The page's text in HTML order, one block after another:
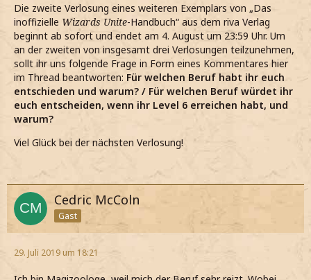
Die zweite Verlosung eines weiteren Exemplars von „Das
inoffizielle Wizards Unite-Handbuch“ aus dem riva Verlag
beginnt ab sofort und endet am 4. August um 23:59 Uhr. Um
an der zweiten von insgesamt drei Verlosungen teilzunehmen,
sollt ihr uns folgende Frage in Form eines Kommentares hier
im Thread beantworten: Für welchen Beruf habt ihr euch
entschieden und warum? / Für welchen Beruf würdet ihr
euch entscheiden, wenn ihr Level 6 erreichen habt, und
warum?
Viel Glück bei der nächsten Verlosung!
Cedric McColn
Gast
29. Juli 2019 um 18:21